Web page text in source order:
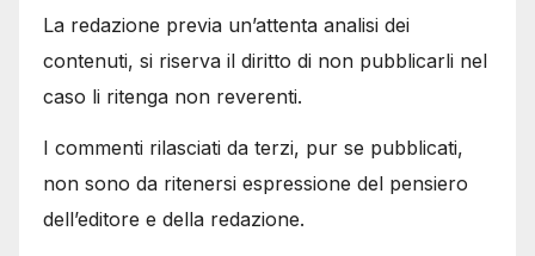
La redazione previa un’attenta analisi dei
contenuti, si riserva il diritto di non pubblicarli nel
caso li ritenga non reverenti.
I commenti rilasciati da terzi, pur se pubblicati,
non sono da ritenersi espressione del pensiero
dell’editore e della redazione.